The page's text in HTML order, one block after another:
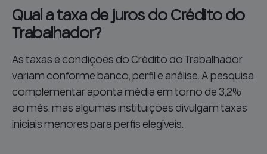
Qual a taxa de juros do Crédito do
Trabalhador?
As taxas e condições do Crédito do Trabalhador
variam conforme banco, perfil e análise. A pesquisa
complementar aponta média em torno de 3,2%
ao mês, mas algumas instituições divulgam taxas
iniciais menores para perfis elegíveis.